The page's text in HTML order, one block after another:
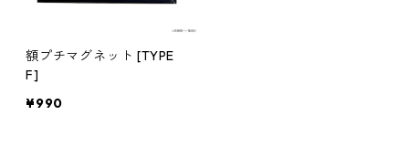
額プチマグネット [TYPE
F]
¥990